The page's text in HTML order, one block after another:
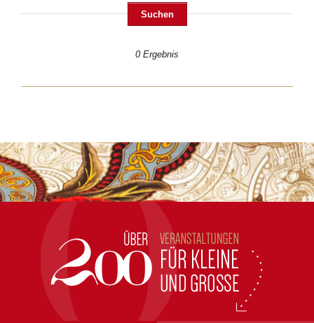
0 Ergebnis